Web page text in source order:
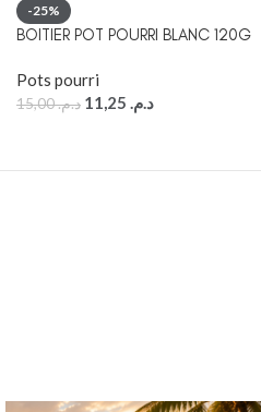
-25%
BOITIER POT POURRI BLANC 120G
Pots pourri
د.م.15,00 د.م.